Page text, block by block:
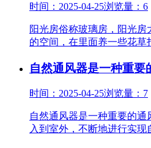
时间：2025-04-25浏览量：6
阳光房俗称玻璃房，阳光
的空间，在里面养一些花草
自然通风器是一种重要
时间：2025-04-25浏览量：7
自然通风器是一种重要的
入到室外，不断地进行实现